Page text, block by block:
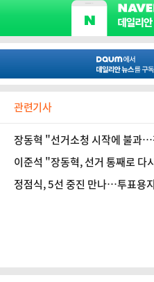
관련기사
장동혁 "선거소청 시작에 불과
이준석 "장동혁, 선거 통째로 다
리 뺏을 수도"
정점식, 5선 중진 만나…투표용